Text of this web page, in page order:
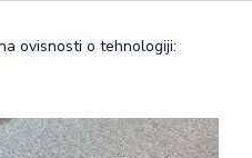
ovisnosti o tehnologiji: